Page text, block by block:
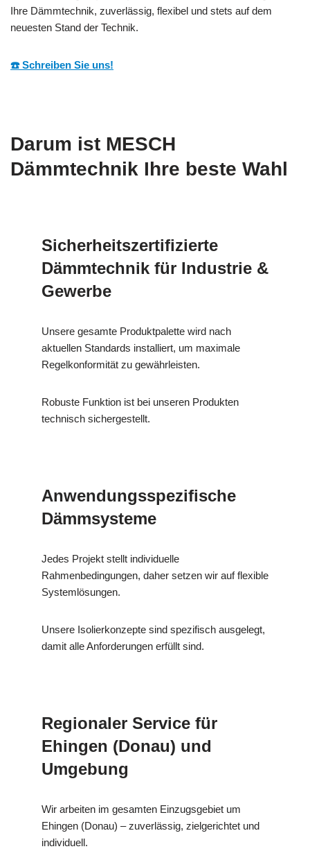
Ihre Dämmtechnik, zuverlässig, flexibel und stets auf dem
neuesten Stand der Technik.
☎️ Schreiben Sie uns!
Darum ist MESCH
Dämmtechnik Ihre beste Wahl
Sicherheitszertifizierte
Dämmtechnik für Industrie &
Gewerbe
Unsere gesamte Produktpalette wird nach
aktuellen Standards installiert, um maximale
Regelkonformität zu gewährleisten.
Robuste Funktion ist bei unseren Produkten
technisch sichergestellt.
Anwendungsspezifische
Dämmsysteme
Jedes Projekt stellt individuelle
Rahmenbedingungen, daher setzen wir auf flexible
Systemlösungen.
Unsere Isolierkonzepte sind spezifisch ausgelegt,
damit alle Anforderungen erfüllt sind.
Regionaler Service für
Ehingen (Donau) und
Umgebung
Wir arbeiten im gesamten Einzugsgebiet um
Ehingen (Donau) – zuverlässig, zielgerichtet und
individuell.